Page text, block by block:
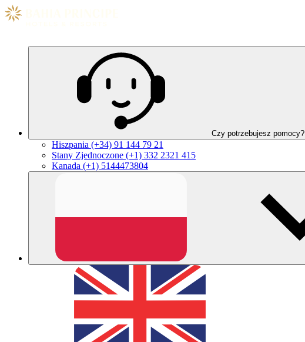
Czy potrzebujesz pomocy?
Hiszpania (+34) 91 144 79 21
Stany Zjednoczone (+1) 332 2321 415
Kanada (+1) 5144473804